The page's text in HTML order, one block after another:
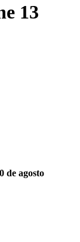
13
de agosto